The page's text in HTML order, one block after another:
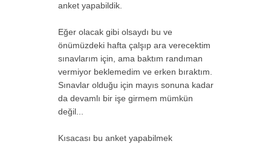
anket yapabildik.
Eğer olacak gibi olsaydı bu ve
önümüzdeki hafta çalşıp ara verecektim
sınavlarım için, ama baktım randıman
vermiyor beklemedim ve erken bıraktım.
Sınavlar olduğu için mayıs sonuna kadar
da devamlı bir işe girmem mümkün
değil...
Kısacası bu anket yapabilmek